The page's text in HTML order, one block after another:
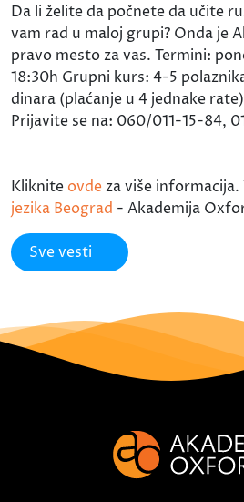
Da li želite da počnete da učite
vam rad u maloj grupi? Onda je
pravo mesto za vas. Termini:
18:30h Grupni kurs: 4-5
dinara (plaćanje u 4 jednake
Prijavite se na: 060/011-15-84,
Kliknite ovde za više informacija.
jezika Beograd - Akademija
Sve vesti